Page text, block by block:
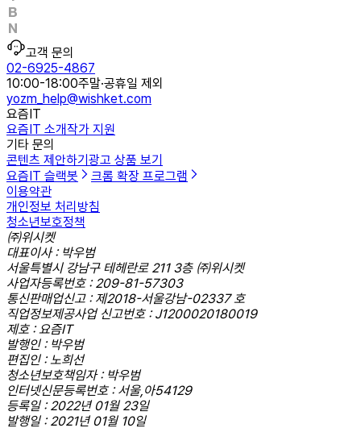
고객 문의
02-6925-4867
10:00-18:00주말·공휴일 제외
yozm_help@wishket.com
요즘IT
요즘IT 소개작가 지원
기타 문의
콘텐츠 제안하기 광고 상품 보기
요즘IT 슬랙봇
크롬 확장 프로그램
이용약관
개인정보 처리방침
청소년보호정책
㈜위시켓
대표이사 : 박우범
서울특별시 강남구 테헤란로 211 3층 ㈜위시켓
사업자등록번호 : 209-81-57303
통신판매업신고 : 제2018-서울강남-02337 호
직업정보제공사업 신고번호 : J1200020180019
제호 : 요즘IT
발행인 : 박우범
편집인 : 노희선
청소년보호책임자 : 박우범
인터넷신문등록번호 : 서울,아54129
등록일 : 2022년 01월 23일
발행일 : 2021년 01월 10일